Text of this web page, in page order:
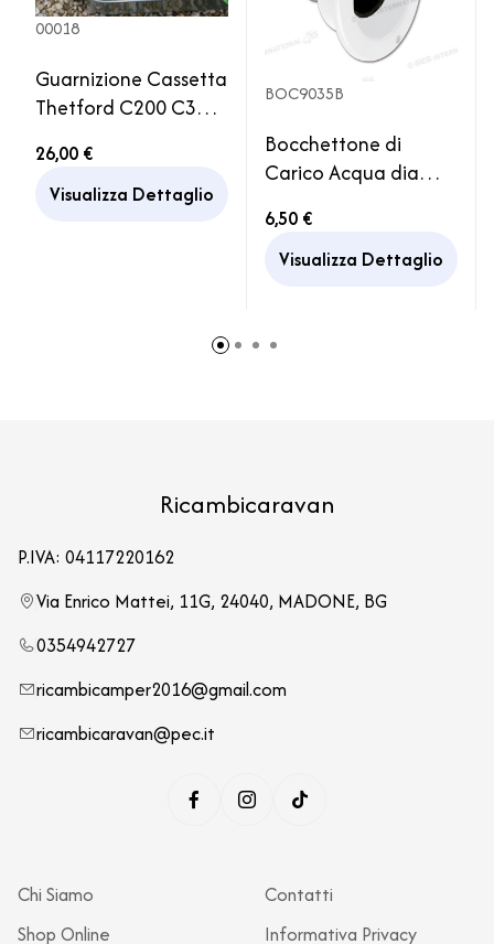
00018
Guarnizione Cassetta
Thetford C200 C300
Caravan Ricambio
Motorhome
26,00 €
Visualizza Dettaglio
BOC9035B
Bocchettone di
Carico Acqua diam
Rimor
6,50 €
Visualizza Dettaglio
Ricambicaravan
P.IVA: 04117220162
Via Enrico Mattei, 11G, 24040, MADONE, BG
0354942727
ricambicamper2016@gmail.com
ricambicaravan@pec.it
Chi Siamo
Shop Online
Contatti
Informativa Privacy